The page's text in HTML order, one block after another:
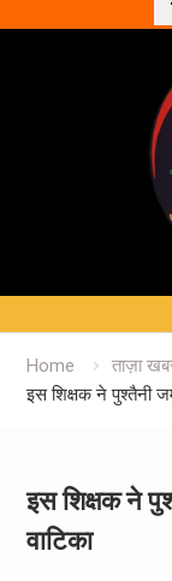
Home
ताज़ा
इस शिक्षक ने पुश्तैनी
इस शिक्षक ने
वाटिका